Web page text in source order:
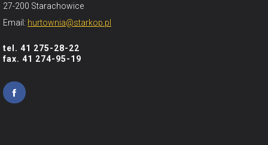
27-200 Starachowice
Email: hurtownia@starkop.pl
tel. 41 275-28-22
fax. 41 274-95-19